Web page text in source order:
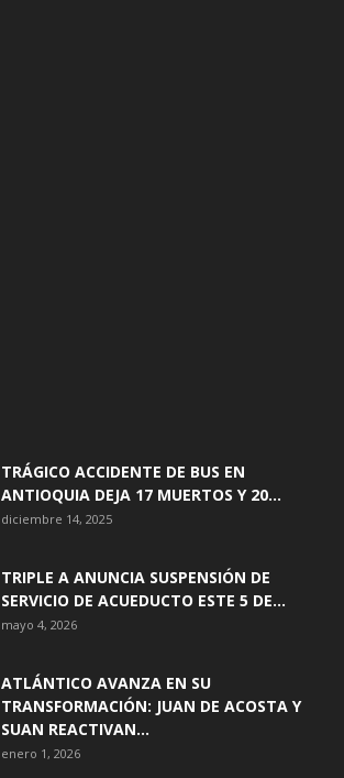
TRÁGICO ACCIDENTE DE BUS EN
ANTIOQUIA DEJA 17 MUERTOS Y 20...
diciembre 14, 2025
TRIPLE A ANUNCIA SUSPENSIÓN DE
SERVICIO DE ACUEDUCTO ESTE 5 DE...
mayo 4, 2026
ATLÁNTICO AVANZA EN SU
TRANSFORMACIÓN: JUAN DE ACOSTA Y
SUAN REACTIVAN...
enero 1, 2026